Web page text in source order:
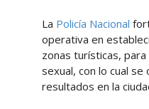
La Policía Nacional
operativa en
zonas turísticas,
sexual, con lo cual
resultados en la